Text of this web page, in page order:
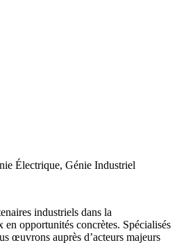
Électrique, Génie Industriel
industriels dans la
opportunités concrètes. Spécialisés
œuvrons auprès d’acteurs majeurs